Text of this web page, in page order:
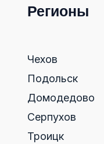
Регионы
Чехов
Подольск
Домодедово
Серпухов
Троицк